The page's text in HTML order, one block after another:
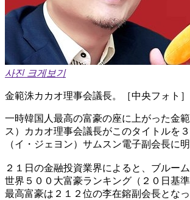
사진 크게보기
金範洙カカオ理事会議長。［中央フォト］
一時韓国人最高の富豪の座に上がった金
ス）カカオ理事会議長がこのタイトルを
（イ・ジェヨン）サムスン電子副会長に明
２１日の金融投資業界によると、ブルー
世界５００大富豪ランキング（２０日基
最高富豪は２１２位の李在鎔副会長とな